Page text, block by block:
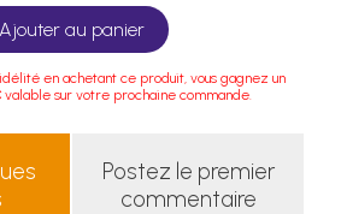
Ajouter au panier
en achetant ce produit, vous gagnez un
valable sur votre prochaine commande.
Postez le premier
commentaire